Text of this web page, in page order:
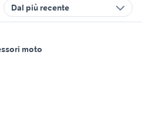
Dal più recente
moto